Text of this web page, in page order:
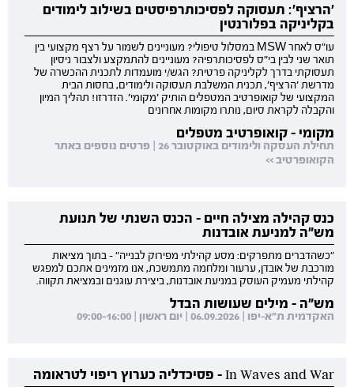
'הרציף': תעסוקה לפסיכותרפיסטים בשילוב לימודים
בקליניקה בפלורנטין
עו"ס לאחר MSW במסלול טיפולי? מעוניינים לשמור על רצף מקצועי בין
תואר שני לבין בי"ס לפסיכותרפיה? מעוניינים להתמקצע ולצבור ניסיון
תעסוקתי בדרך לקליניקה פרטית? הגש/י מועמדות לתכנית ההכשרה של
מדרשת 'הרציף', תכנית המשלבת תעסוקה ולימודים, בחסות הבית
המקצועי של קואופרטיב המטפלים הותיק 'מקומי'. הזדרזו! תהליך המיון
והקבלה לקראת סיום, נותרו מקומות אחרונים
מקומי - קואופרטיב מטפלים
תחילת העסקה ולימודים באוקטובר 26 | פרטים נוספים באתר
הקואופרטיב >>
כנס קהילה מצילה חיים - הכנס השנתי של תנועת
מש"ה למניעת אובדנות
"כשהדברים מתפרקים: מסע קהילתי מפירוק לבנייה" - בתוך מציאות
מורכבת של אובדן, ערעור ומלחמה מתמשכת, אנו מזמינים אתכם למפגש
קהילתי מעמיק העוסק במניעת אובדנות, ביצירת עוגנים ובמציאת תקווה.
מש"ה - מילים שעושות הבדל
האקדמית ת"א-יפו | 06.09.2026 | יום ראשון | 09:00-16:00
In Waves and War - פסיכדליה כערוץ ריפוי לטראומה